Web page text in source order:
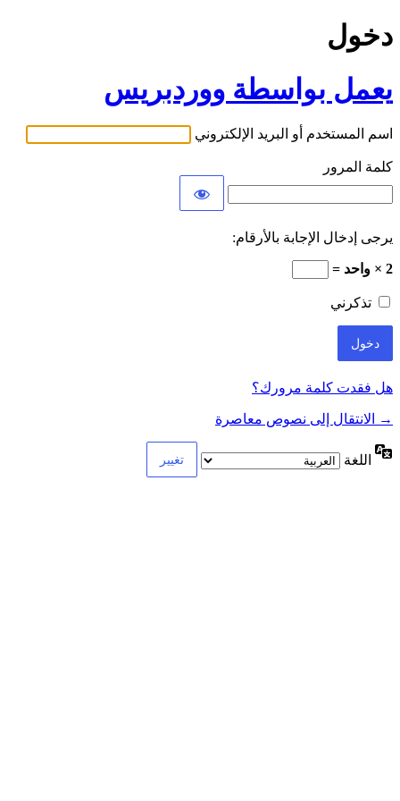
دخول
يعمل بواسطة ووردبريس
اسم المستخدم أو البريد الإلكتروني
كلمة المرور
يرجى إدخال الإجابة بالأرقام:
2 × واحد =
تذكرني
هل فقدت كلمة مرورك؟
→ الانتقال إلى نصوص معاصرة
اللغة